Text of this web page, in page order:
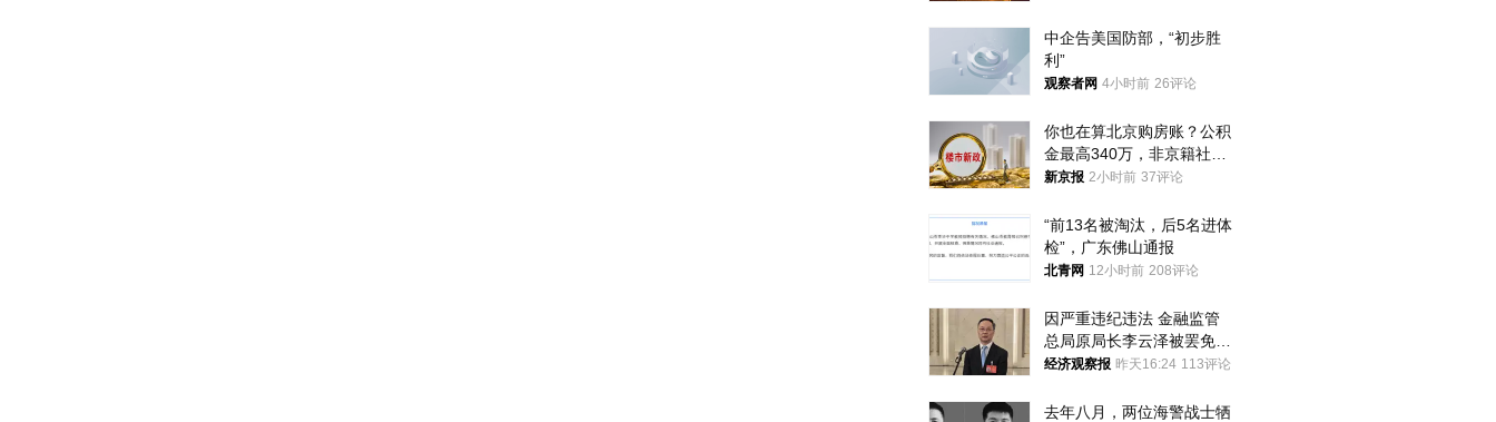
中企告美国防部，“初步胜
利”
观察者网 4小时前 26评论
你也在算北京购房账？公积
金最高340万，非京籍社保
1年
新京报 2小时前 37评论
“前13名被淘汰，后5名进体
检”，广东佛山通报
北青网 12小时前 208评论
因严重违纪违法 金融监管
总局原局长李云泽被罢免全
国人大代表
经济观察报 昨天16:24 113评论
去年八月，两位海警战士牺